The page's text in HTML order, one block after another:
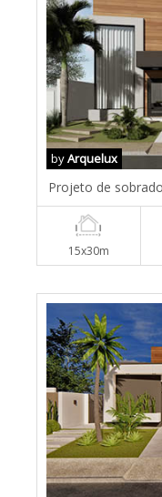
byArquelux
Projeto de
15x30m